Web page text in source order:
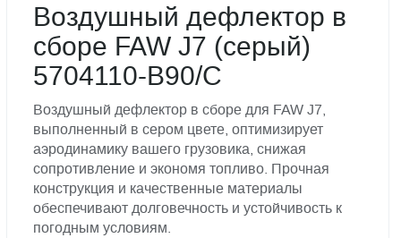
Воздушный дефлектор в
сборе FAW J7 (серый)
5704110-B90/C
Воздушный дефлектор в сборе для FAW J7,
выполненный в сером цвете, оптимизирует
аэродинамику вашего грузовика, снижая
сопротивление и экономя топливо. Прочная
конструкция и качественные материалы
обеспечивают долговечность и устойчивость к
погодным условиям.